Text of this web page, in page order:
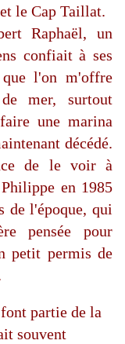
le Cap Taillat.
Raphaël, un
confiait à ses
l'on m'offre
mer, surtout
une marina
décédé.
de le voir à
en 1985
de l'époque, qui
pensée pour
petit permis de
partie de la
souvent